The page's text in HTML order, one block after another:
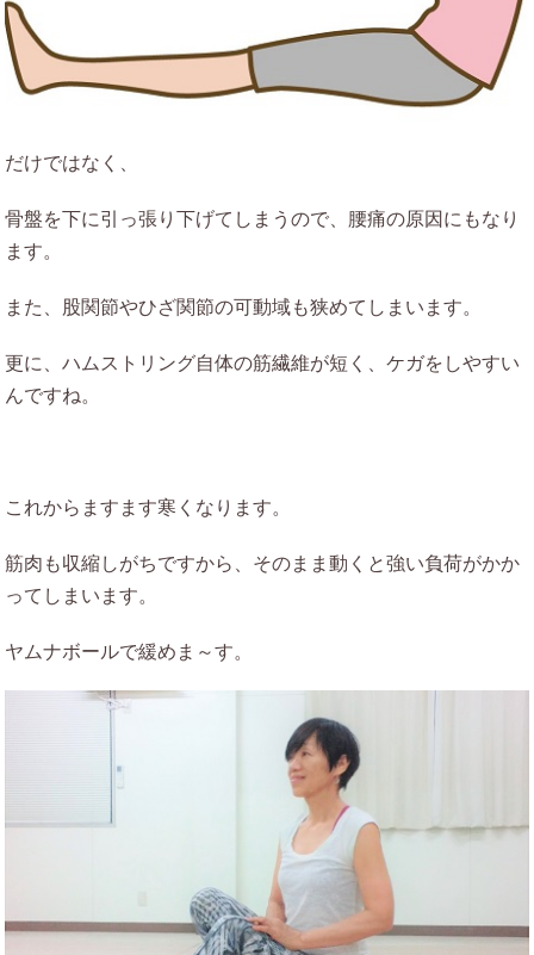
だけではなく、
骨盤を下に引っ張り下げてしまうので、腰痛の原因にもなり
ます。
また、股関節やひざ関節の可動域も狭めてしまいます。
更に、ハムストリング自体の筋繊維が短く、ケガをしやすい
んですね。
これからますます寒くなります。
筋肉も収縮しがちですから、そのまま動くと強い負荷がかか
ってしまいます。
ヤムナボールで緩めま～す。